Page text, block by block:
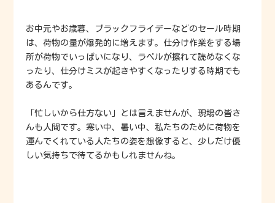
お中元やお歳暮、ブラックフライデーなどのセール時期
は、荷物の量が爆発的に増えます。仕分け作業をする場
所が荷物でいっぱいになり、ラベルが擦れて読めなくな
ったり、仕分けミスが起きやすくなったりする時期でも
あるんです。
「忙しいから仕方ない」とは言えませんが、現場の皆さ
んも人間です。寒い中、暑い中、私たちのために荷物を
運んでくれている人たちの姿を想像すると、少しだけ優
しい気持ちで待てるかもしれませんね。